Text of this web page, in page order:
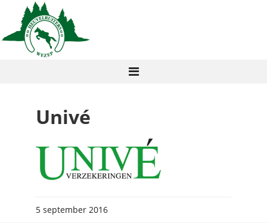
Univé
5 september 2016